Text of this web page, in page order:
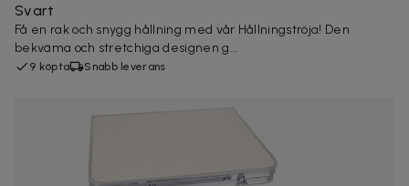
Svart
Få en rak och snygg hållning med vår Hållningströja! Den
bekväma och stretchiga designen g...
9 köpta Snabb leverans